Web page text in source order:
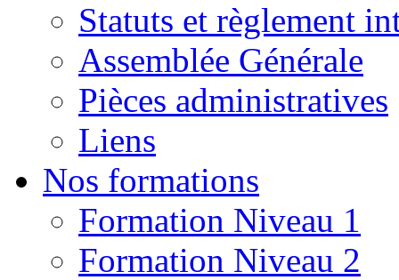
Statuts et règlement
Assemblée Générale
Pièces administratives
Liens
Nos formations
Formation Niveau 1
Formation Niveau 2